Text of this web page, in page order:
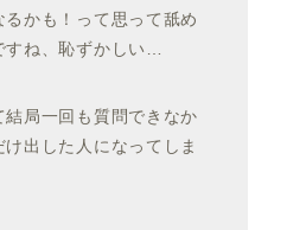
かも！って思って舐め
すね、恥ずかしい…
結局一回も質問できなか
け出した人になってしま